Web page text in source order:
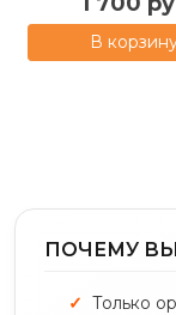
В
ПОЧЕМУ
Только